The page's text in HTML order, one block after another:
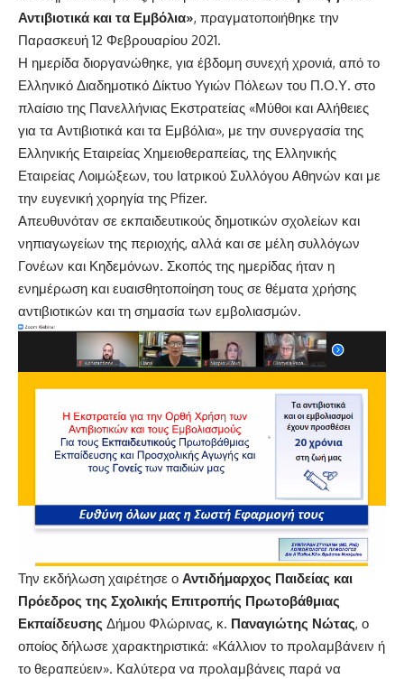
Αντιβιοτικά και τα Εμβόλια», πραγματοποιήθηκε την
Παρασκευή 12 Φεβρουαρίου 2021.
Η ημερίδα διοργανώθηκε, για έβδομη συνεχή χρονιά, από το
Ελληνικό Διαδημοτικό Δίκτυο Υγιών Πόλεων του Π.Ο.Υ. στο
πλαίσιο της Πανελλήνιας Εκστρατείας «Μύθοι και Αλήθειες
για τα Αντιβιοτικά και τα Εμβόλια», με την συνεργασία της
Ελληνικής Εταιρείας Χημειοθεραπείας, της Ελληνικής
Εταιρείας Λοιμώξεων, του Ιατρικού Συλλόγου Αθηνών και με
την ευγενική χορηγία της Pfizer.
Απευθυνόταν σε εκπαιδευτικούς δημοτικών σχολείων και
νηπιαγωγείων της περιοχής, αλλά και σε μέλη συλλόγων
Γονέων και Κηδεμόνων. Σκοπός της ημερίδας ήταν η
ενημέρωση και ευαισθητοποίηση τους σε θέματα χρήσης
αντιβιοτικών και τη σημασία των εμβολιασμών.
Την εκδήλωση χαιρέτησε ο Αντιδήμαρχος Παιδείας και
Πρόεδρος της Σχολικής Επιτροπής Πρωτοβάθμιας
Εκπαίδευσης Δήμου Φλώρινας, κ. Παναγιώτης Νώτας, ο
οποίος δήλωσε χαρακτηριστικά: «Κάλλιον το προλαμβάνειν ή
το θεραπεύειν». Καλύτερα να προλαμβάνεις παρά να